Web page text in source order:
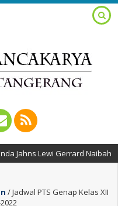
Lewi Gerrard Naibaho
/Jadwal PTS Genap Kelas XII